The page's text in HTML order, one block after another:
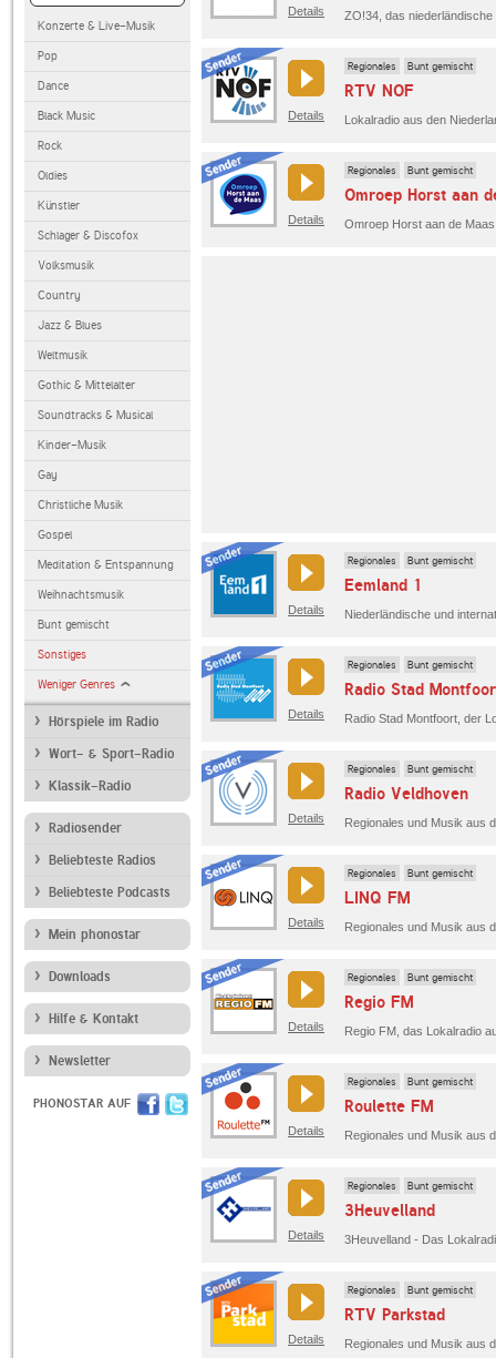
Konzerte & Live-Musik
Pop
Dance
Black Music
Rock
Oldies
Künstler
Schlager & Discofox
Volksmusik
Country
Jazz & Blues
Weltmusik
Gothic & Mittelalter
Soundtracks & Musical
Kinder-Musik
Gay
Christliche Musik
Gospel
Meditation & Entspannung
Weihnachtsmusik
Bunt gemischt
Sonstiges
Weniger Genres
Hörspiele im Radio
Wort- & Sport-Radio
Klassik-Radio
Radiosender
Beliebteste Radios
Beliebteste Podcasts
Mein phonostar
Downloads
Hilfe & Kontakt
Newsletter
PHONOSTAR AUF
Details ZO!34, das
Details
Regionales Bunt gemischt
RTV NOF
Lokalradio aus den
Details
Regionales Bunt gemischt
Omroep Horst aan
Details
Regionales Bunt gemischt
Eemland 1
Details
Regionales Bunt gemischt
Radio Stad
Radio Stad Montfoort, der
Details
Regionales Bunt gemischt
Radio Veldhoven
Regionales und Musik aus
Details
Regionales Bunt gemischt
LINQ FM
Regionales und Musik aus
Details
Regionales Bunt gemischt
Regio FM
Regio FM, das Lokalradio
Details
Regionales Bunt gemischt
Roulette FM
Regionales und Musik aus
Details
Regionales Bunt gemischt
3Heuvelland
3Heuvelland - Das
Details
Regionales Bunt gemischt
RTV Parkstad
Regionales und Musik aus